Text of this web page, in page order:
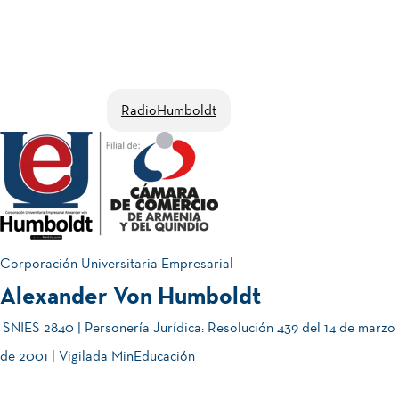
RadioHumboldt
Corporación Universitaria Empresarial
Alexander Von Humboldt
SNIES 2840 | Personería Jurídica: Resolución 439 del 14 de marzo
de 2001 | Vigilada MinEducación